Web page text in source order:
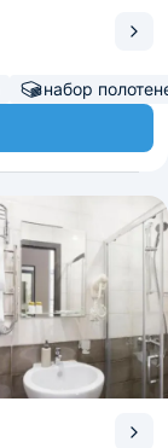
набор